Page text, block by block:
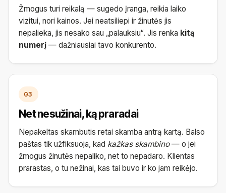
Žmogus turi reikalą — sugedo įranga, reikia laiko
vizitui, nori kainos. Jei neatsiliepi ir žinutės jis
nepalieka, jis nesako sau „palauksiu“. Jis renka kitą
numerį — dažniausiai tavo konkurento.
03
Net nesužinai, ką praradai
Nepakeltas skambutis retai skamba antrą kartą. Balso
paštas tik užfiksuoja, kad kažkas skambino— o jei
žmogus žinutės nepaliko, net to nepadaro. Klientas
prarastas, o tu nežinai, kas tai buvo ir ko jam reikėjo.